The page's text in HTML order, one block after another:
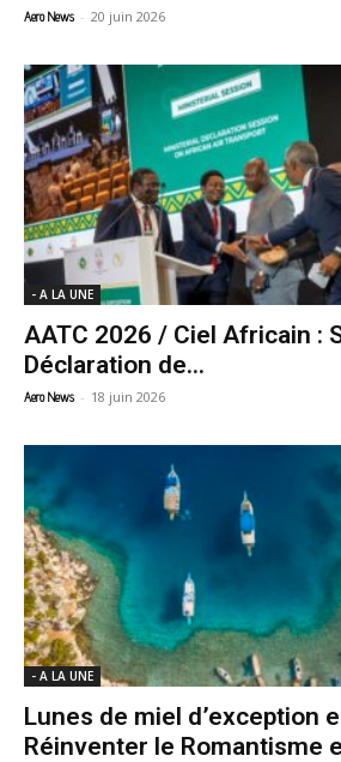
Aero News - 20 juin 2026
- A LA UNE
AATC 2026 / Ciel Africain :
Déclaration de...
Aero News - 18 juin 2026
- A LA UNE
Lunes de miel d’exception
Réinventer le Romantisme